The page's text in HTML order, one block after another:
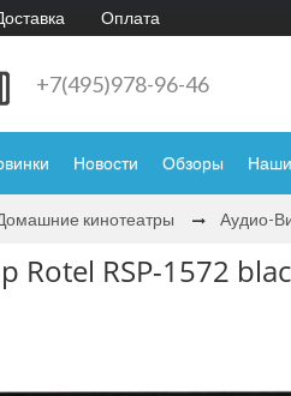
Оплата
+7(495)978-96-46
Новости Обзоры Наши
кинотеатры Аудио-
Rotel RSP-1572